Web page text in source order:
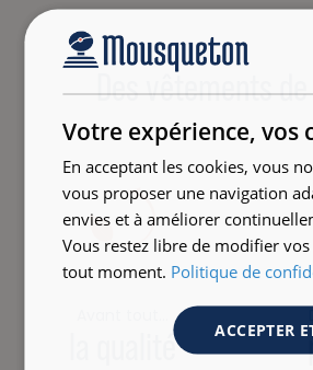
Des vêtements
la qualité
Votre expérience, vos
En acceptant les cookies, vous
vous proposer une navigation
envies et à améliorer
Vous restez libre de modifier
tout moment. Politique de
ACCEPTER